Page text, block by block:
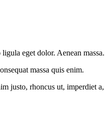
eget dolor. Aenean
massa quis enim.
justo, rhoncus ut, imperdiet